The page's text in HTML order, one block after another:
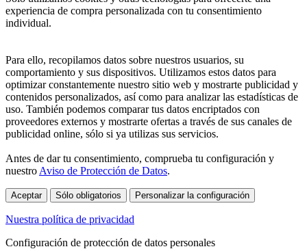
experiencia de compra personalizada con tu consentimiento
individual.
Para ello, recopilamos datos sobre nuestros usuarios, su
comportamiento y sus dispositivos. Utilizamos estos datos para
optimizar constantemente nuestro sitio web y mostrarte publicidad y
contenidos personalizados, así como para analizar las estadísticas de
uso. También podemos comparar tus datos encriptados con
proveedores externos y mostrarte ofertas a través de sus canales de
publicidad online, sólo si ya utilizas sus servicios.
Antes de dar tu consentimiento, comprueba tu configuración y
nuestro Aviso de Protección de Datos.
Aceptar Sólo obligatorios Personalizar la configuración
Nuestra política de privacidad
Configuración de protección de datos personales